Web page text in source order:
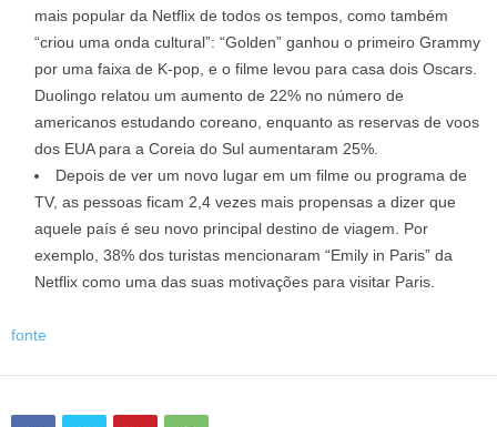
mais popular da Netflix de todos os tempos, como também
“criou uma onda cultural”: “Golden” ganhou o primeiro Grammy
por uma faixa de K-pop, e o filme levou para casa dois Oscars.
Duolingo relatou um aumento de 22% no número de
americanos estudando coreano, enquanto as reservas de voos
dos EUA para a Coreia do Sul aumentaram 25%.
Depois de ver um novo lugar em um filme ou programa de
TV, as pessoas ficam 2,4 vezes mais propensas a dizer que
aquele país é seu novo principal destino de viagem. Por
exemplo, 38% dos turistas mencionaram “Emily in Paris” da
Netflix como uma das suas motivações para visitar Paris.
fonte